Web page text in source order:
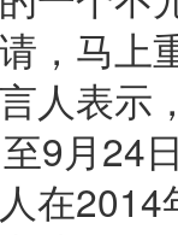
，马上
人表示
9月24
在